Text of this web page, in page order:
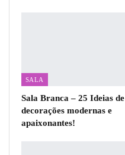
SALA
Sala Branca – 25 Ideias de
decorações modernas e
apaixonantes!